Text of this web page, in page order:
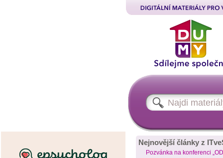
Nejnovější články z
Pozvánka na konferenci